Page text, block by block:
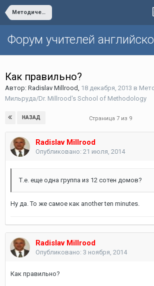
Методическая школа Р.П. Мильруда/Dr. Millrood's School of Methodology
Форум учителей
Как правильно?
Автор: Radislav Millrood, 18 декабря, 2013 в
Мильруда/Dr. Millrood's School of Methodology
НАЗАД Страница 7 из 9
Radislav Millrood
Опубликовано: 21 июля, 2014
Т.е. еще одна группа из 12 сотен домов?
Ну да. То же самое как another ten minutes.
Radislav Millrood
Опубликовано: 3 ноября, 2014
Как правильно?